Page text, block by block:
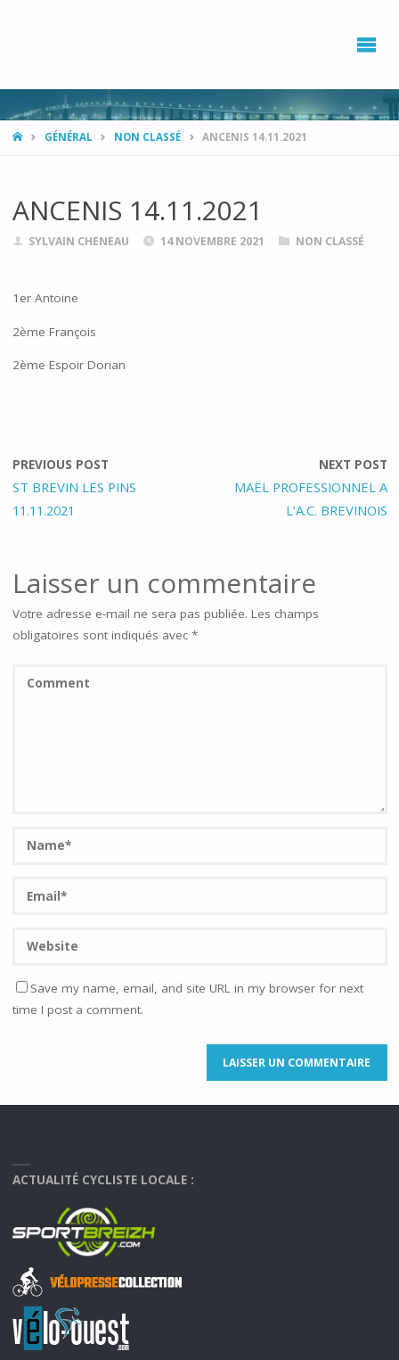
CLUB
GÉNÉRAL NON CLASSÉ ANCENIS 14.11.2021
ANCENIS 14.11.2021
SYLVAIN CHENEAU 14 NOVEMBRE 2021 NON CLASSÉ
1er Antoine
2ème François
2ème Espoir Dorian
PREVIOUS POST
ST BREVIN LES PINS
11.11.2021
NEXT POST
MAËL PROFESSIONNEL A
L’A.C. BREVINOIS
Laisser un commentaire
Votre adresse e-mail ne sera pas publiée. Les champs
obligatoires sont indiqués avec *
Save my name, email, and site URL in my browser for next
time I post a comment.
ACTUALITÉ CYCLISTE LOCALE :